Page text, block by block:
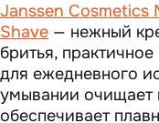
Janssen Cosmetics
Shave — нежный
бритья,
для ежедневного
умывании очищает
обеспечивает